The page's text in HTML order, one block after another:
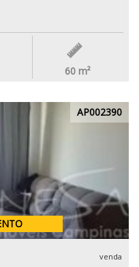
60 m²
AP002390
venda